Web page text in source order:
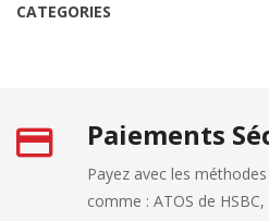
CATEGORIES
Paiements
Payez avec les
comme : ATOS de HSBC,